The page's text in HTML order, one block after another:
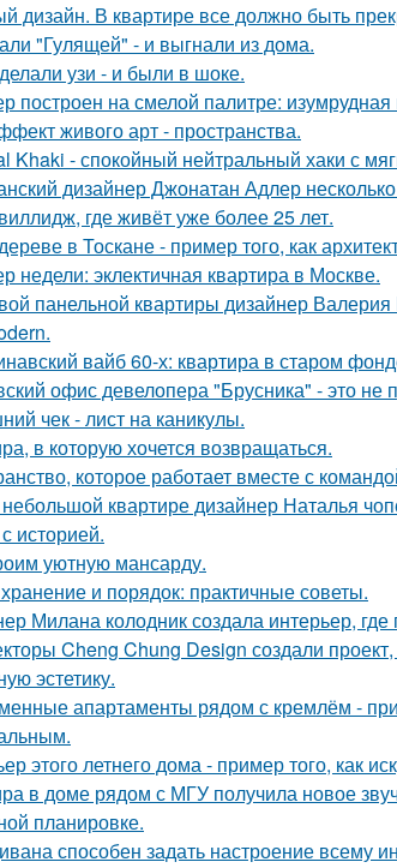
дизайн. В квартире все должно быть
"Гулящей" - и выгнали из дома.
узи - и были в шоке.
построен на смелой палитре:
живого арт - пространства.
Khaki - спокойный нейтральный хаки с
дизайнер Джонатан Адлер
где живёт уже более 25 лет.
в Тоскане - пример того, как
недели: эклектичная квартира в Москве.
панельной квартиры дизайнер
вайб 60-х: квартира в старом
офис девелопера "Брусника" - это не
чек - лист на каникулы.
в которую хочется возвращаться.
которое работает вместе с
квартире дизайнер Наталья
историей.
уютную мансарду.
и порядок: практичные советы.
Милана колодник создала интерьер,
Cheng Chung Design создали
эстетику.
апартаменты рядом с кремлём -
этого летнего дома - пример того, как
в доме рядом с МГУ получила новое
планировке.
способен задать настроение всему